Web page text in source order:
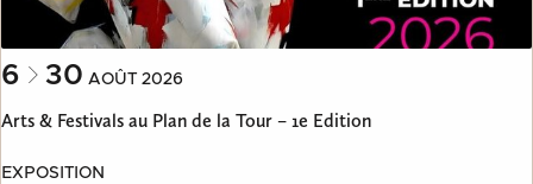
6 30 AOÛT 2026
Arts & Festivals au Plan de la Tour – 1e Edition
EXPOSITION